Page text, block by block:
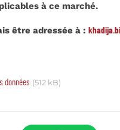
à ce marché.
être adressée à :
données (512 kB)